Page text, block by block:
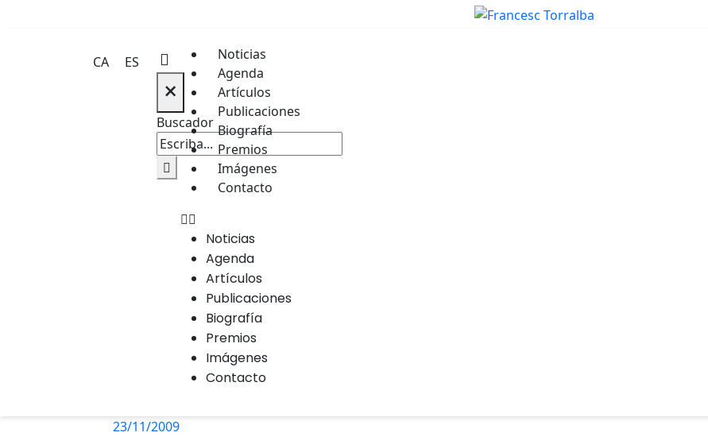
CA ES
×
Buscador
Noticias
Agenda
Artículos
Publicaciones
Biografía
Premios
Imágenes
Contacto
Noticias
Agenda
Artículos
Publicaciones
Biografía
Premios
Imágenes
Contacto
23/11/2009